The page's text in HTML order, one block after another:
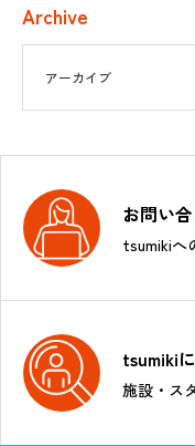
Archive
お問い
tsumikiへ
tsumiki
施設・ス